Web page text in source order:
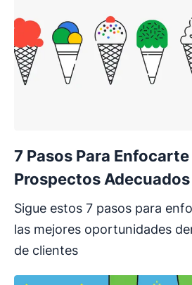
7 Pasos Para Enfocarte
Prospectos Adecuados
Sigue estos 7 pasos para
las mejores oportunidades
de clientes